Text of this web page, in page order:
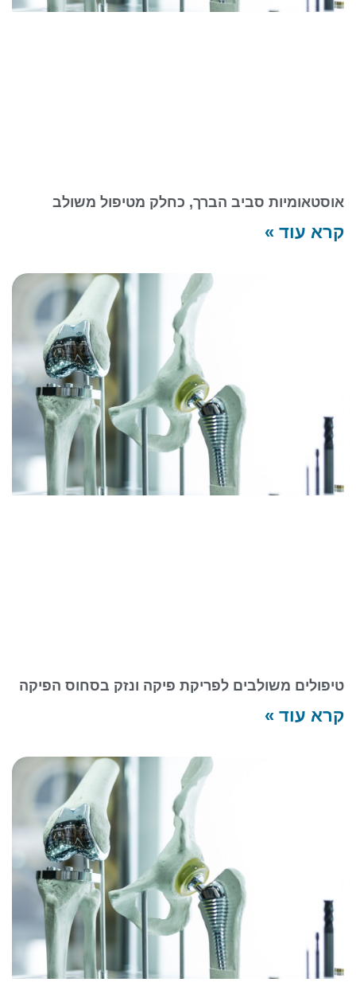
אוסטאומיות סביב הברך, כחלק מטיפול משולב
קרא עוד »
טיפולים משולבים לפריקת פיקה ונזק בסחוס הפיקה
קרא עוד »